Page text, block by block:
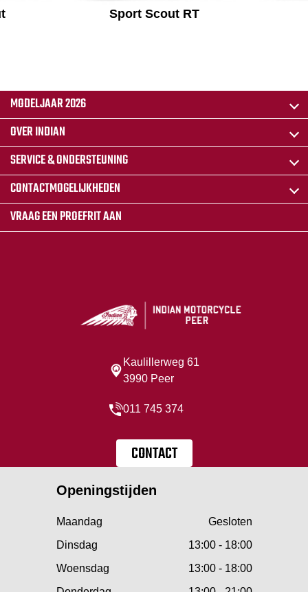
Sport Scout RT
MODELJAAR 2026
OVER INDIAN
SERVICE & ONDERSTEUNING
CONTACTMOGELIJKHEDEN
VRAAG EEN PROEFRIT AAN
Kaulillerweg 61
3990 Peer
011 745 374
CONTACT
Openingstijden
Maandag
Gesloten
Dinsdag
13:00 - 18:00
Woensdag
13:00 - 18:00